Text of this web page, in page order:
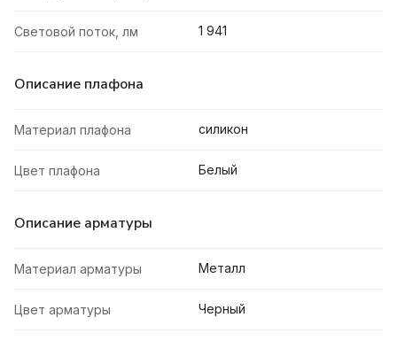
Световой поток, лм 1 941
Описание плафона
Материал плафона силикон
Цвет плафона Белый
Описание арматуры
Материал арматуры Металл
Цвет арматуры Черный